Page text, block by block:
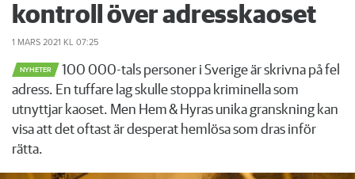
kontroll över adresskaoset
1 MARS 2021 KL 07:25
NYHETER
100 000-tals personer i Sverige är skrivna på fel
adress. En tuffare lag skulle stoppa kriminella som
utnyttjar kaoset. Men Hem & Hyras unika granskning kan
visa att det oftast är desperat hemlösa som dras inför
rätta.